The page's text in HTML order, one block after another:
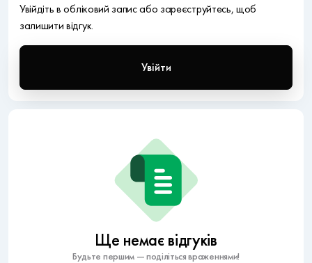
Ще немає відгуків
Будьте першим — поділіться враженнями!
Увійдіть в обліковий запис або зареєструйтесь, щоб
залишити відгук.
Увійти